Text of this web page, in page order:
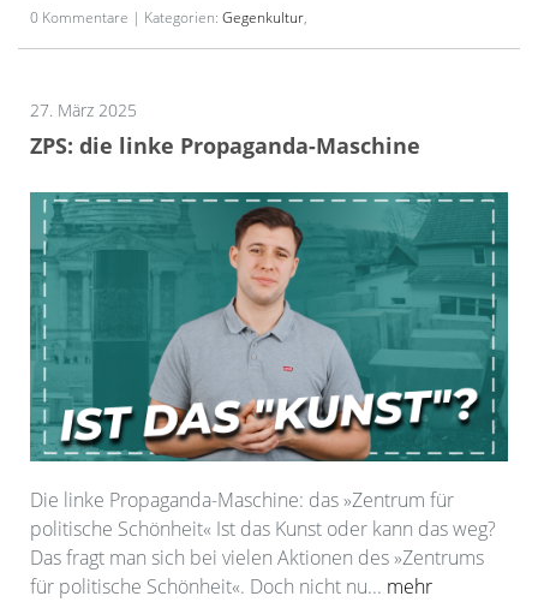
0 Kommentare | Kategorien: Gegenkultur,
27. März 2025
ZPS: die linke Propaganda-Maschine
Die linke Propaganda-Maschine: das »Zentrum für
politische Schönheit« Ist das Kunst oder kann das weg?
Das fragt man sich bei vielen Aktionen des »Zentrums
für politische Schönheit«. Doch nicht nu... mehr